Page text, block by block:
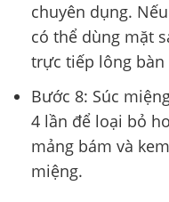
chuyên dụng.
có thể dùng mặt
trực tiếp lông
Bước 8: Súc
4 lần để loại bỏ
mảng bám và
miệng.